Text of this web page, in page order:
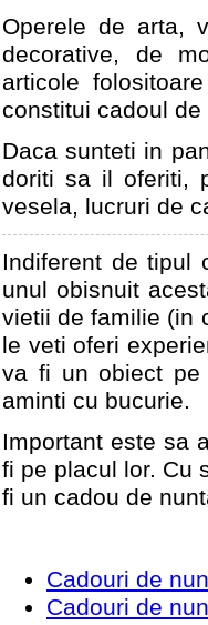
Operele de arta,
decorative, de
articole
constitui cadoul
Daca sunteti in
doriti sa il oferiti,
vesela, lucruri de
Indiferent de tipul
unul obisnuit
vietii de familie (in
le veti oferi
va fi un obiect
aminti cu bucurie.
Important este sa
fi pe placul lor. Cu
fi un cadou de
Cadouri de
Cadouri de